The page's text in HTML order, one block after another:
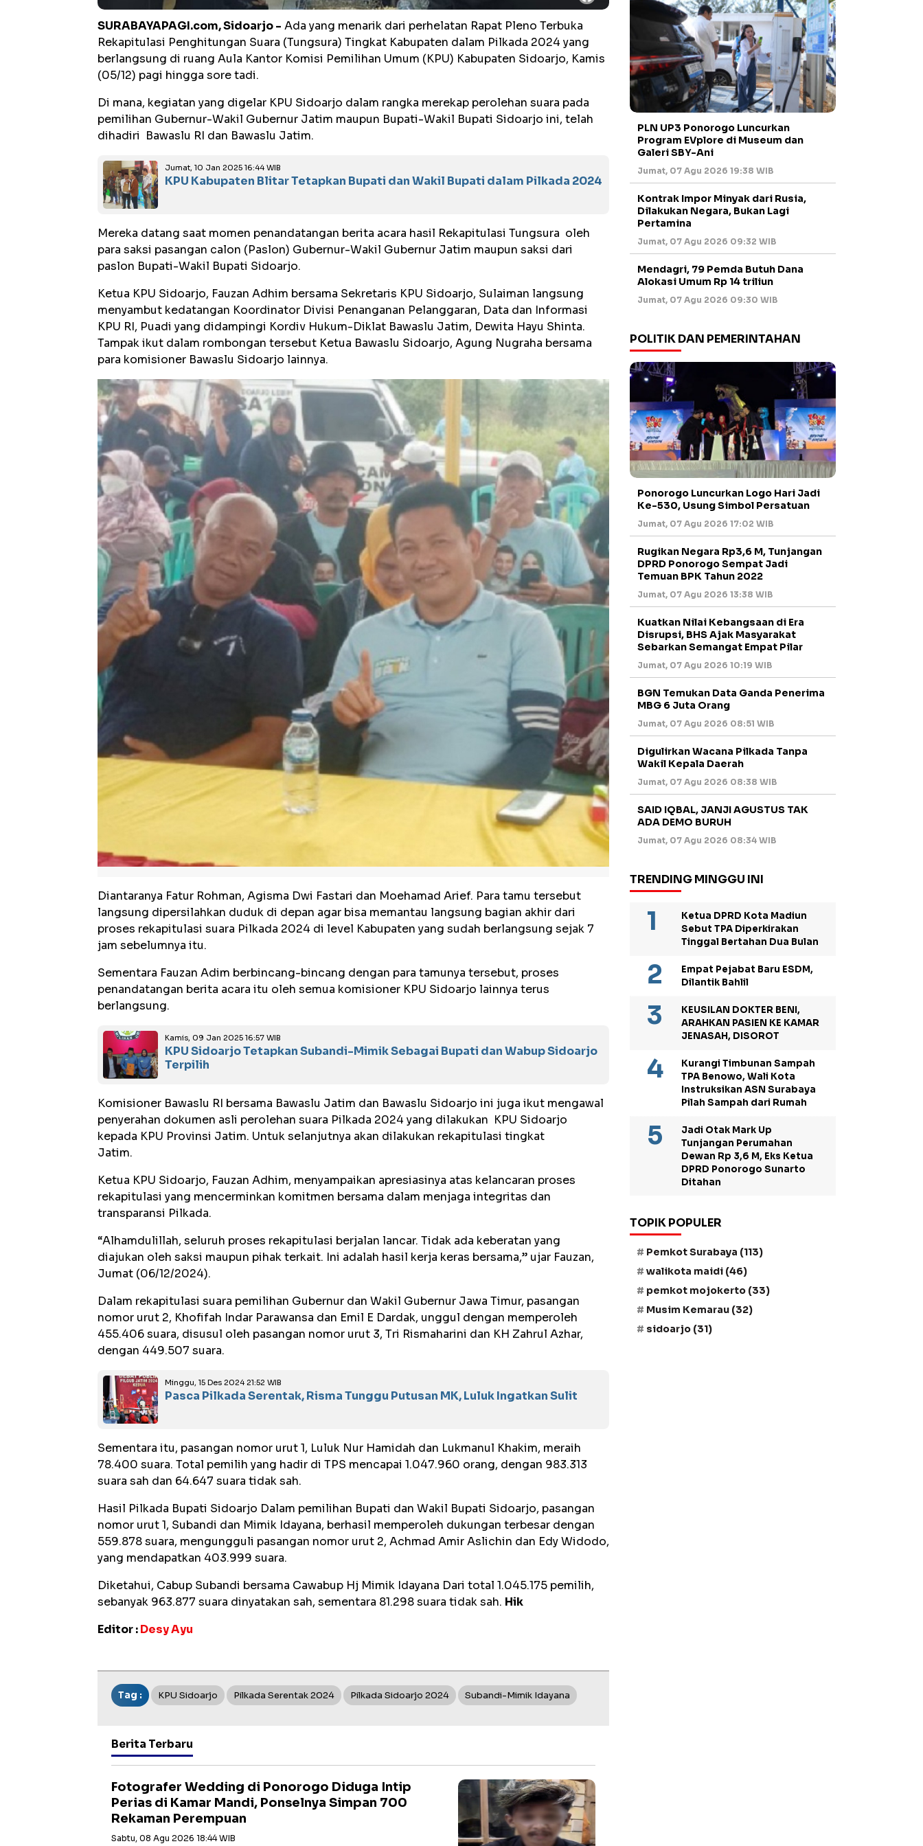
SURABAYAPAGI.com, Sidoarjo - Ada yang menarik dari perhelatan Rapat Pleno Terbuka
Rekapitulasi Penghitungan Suara (Tungsura) Tingkat Kabupaten dalam Pilkada 2024 yang
berlangsung di ruang Aula Kantor Komisi Pemilihan Umum (KPU) Kabupaten Sidoarjo, Kamis
(05/12) pagi hingga sore tadi.
Di mana, kegiatan yang digelar KPU Sidoarjo dalam rangka merekap perolehan suara pada
pemilihan Gubernur-Wakil Gubernur Jatim maupun Bupati-Wakil Bupati Sidoarjo ini, telah
dihadiri Bawaslu RI dan Bawaslu Jatim.
Jumat, 10 Jan 2025 16:44 WIB
KPU Kabupaten Blitar Tetapkan Bupati dan Wakil Bupati dalam Pilkada 2024
Mereka datang saat momen penandatangan berita acara hasil Rekapitulasi Tungsura oleh
para saksi pasangan calon (Paslon) Gubernur-Wakil Gubernur Jatim maupun saksi dari
paslon Bupati-Wakil Bupati Sidoarjo.
Ketua KPU Sidoarjo, Fauzan Adhim bersama Sekretaris KPU Sidoarjo, Sulaiman langsung
menyambut kedatangan Koordinator Divisi Penanganan Pelanggaran, Data dan Informasi
KPU RI, Puadi yang didampingi Kordiv Hukum-Diklat Bawaslu Jatim, Dewita Hayu Shinta.
Tampak ikut dalam rombongan tersebut Ketua Bawaslu Sidoarjo, Agung Nugraha bersama
para komisioner Bawaslu Sidoarjo lainnya.
Diantaranya Fatur Rohman, Agisma Dwi Fastari dan Moehamad Arief. Para tamu tersebut
langsung dipersilahkan duduk di depan agar bisa memantau langsung bagian akhir dari
proses rekapitulasi suara Pilkada 2024 di level Kabupaten yang sudah berlangsung sejak 7
jam sebelumnya itu.
Sementara Fauzan Adim berbincang-bincang dengan para tamunya tersebut, proses
penandatangan berita acara itu oleh semua komisioner KPU Sidoarjo lainnya terus
berlangsung.
Kamis, 09 Jan 2025 16:57 WIB
KPU Sidoarjo Tetapkan Subandi-Mimik Sebagai Bupati dan Wabup Sidoarjo
Terpilih
Komisioner Bawaslu RI bersama Bawaslu Jatim dan Bawaslu Sidoarjo ini juga ikut mengawal
penyerahan dokumen asli perolehan suara Pilkada 2024 yang dilakukan KPU Sidoarjo
kepada KPU Provinsi Jatim. Untuk selanjutnya akan dilakukan rekapitulasi tingkat
Jatim.
Ketua KPU Sidoarjo, Fauzan Adhim, menyampaikan apresiasinya atas kelancaran proses
rekapitulasi yang mencerminkan komitmen bersama dalam menjaga integritas dan
transparansi Pilkada.
“Alhamdulillah, seluruh proses rekapitulasi berjalan lancar. Tidak ada keberatan yang
diajukan oleh saksi maupun pihak terkait. Ini adalah hasil kerja keras bersama,” ujar Fauzan,
Jumat (06/12/2024).
Dalam rekapitulasi suara pemilihan Gubernur dan Wakil Gubernur Jawa Timur, pasangan
nomor urut 2, Khofifah Indar Parawansa dan Emil E Dardak, unggul dengan memperoleh
455.406 suara, disusul oleh pasangan nomor urut 3, Tri Rismaharini dan KH Zahrul Azhar,
dengan 449.507 suara.
Minggu, 15 Des 2024 21:52 WIB
Pasca Pilkada Serentak, Risma Tunggu Putusan MK, Luluk Ingatkan Sulit
Sementara itu, pasangan nomor urut 1, Luluk Nur Hamidah dan Lukmanul Khakim, meraih
78.400 suara. Total pemilih yang hadir di TPS mencapai 1.047.960 orang, dengan 983.313
suara sah dan 64.647 suara tidak sah.
Hasil Pilkada Bupati Sidoarjo Dalam pemilihan Bupati dan Wakil Bupati Sidoarjo, pasangan
nomor urut 1, Subandi dan Mimik Idayana, berhasil memperoleh dukungan terbesar dengan
559.878 suara, mengungguli pasangan nomor urut 2, Achmad Amir Aslichin dan Edy Widodo,
yang mendapatkan 403.999 suara.
Diketahui, Cabup Subandi bersama Cawabup Hj Mimik Idayana Dari total 1.045.175 pemilih,
sebanyak 963.877 suara dinyatakan sah, sementara 81.298 suara tidak sah. Hik
Editor :Desy Ayu
Tag : KPU Sidoarjo Pilkada Serentak 2024 Pilkada Sidoarjo 2024 Subandi-Mimik Idayana
Berita Terbaru
Fotografer Wedding di Ponorogo Diduga Intip
Perias di Kamar Mandi, Ponselnya Simpan 700
Rekaman Perempuan
Sabtu, 08 Agu 2026 18:44 WIB
PLN UP3 Ponorogo Luncurkan
Program EVplore di Museum dan
Galeri SBY-Ani
Jumat, 07 Agu 2026 19:38 WIB
Kontrak Impor Minyak dari Rusia,
Dilakukan Negara, Bukan Lagi
Pertamina
Jumat, 07 Agu 2026 09:32 WIB
Mendagri, 79 Pemda Butuh Dana
Alokasi Umum Rp 14 triliun
Jumat, 07 Agu 2026 09:30 WIB
POLITIK DAN PEMERINTAHAN
Ponorogo Luncurkan Logo Hari Jadi
Ke-530, Usung Simbol Persatuan
Jumat, 07 Agu 2026 17:02 WIB
Rugikan Negara Rp3,6 M, Tunjangan
DPRD Ponorogo Sempat Jadi
Temuan BPK Tahun 2022
Jumat, 07 Agu 2026 13:38 WIB
Kuatkan Nilai Kebangsaan di Era
Disrupsi, BHS Ajak Masyarakat
Sebarkan Semangat Empat Pilar
Jumat, 07 Agu 2026 10:19 WIB
BGN Temukan Data Ganda Penerima
MBG 6 Juta Orang
Jumat, 07 Agu 2026 08:51 WIB
Digulirkan Wacana Pilkada Tanpa
Wakil Kepala Daerah
Jumat, 07 Agu 2026 08:38 WIB
SAID IQBAL, JANJI AGUSTUS TAK
ADA DEMO BURUH
Jumat, 07 Agu 2026 08:34 WIB
TRENDING MINGGU INI
Ketua DPRD Kota Madiun
Sebut TPA Diperkirakan
Tinggal Bertahan Dua Bulan
Empat Pejabat Baru ESDM,
Dilantik Bahlil
KEUSILAN DOKTER BENI,
ARAHKAN PASIEN KE KAMAR
JENASAH, DISOROT
Kurangi Timbunan Sampah
TPA Benowo, Wali Kota
Instruksikan ASN Surabaya
Pilah Sampah dari Rumah
Jadi Otak Mark Up
Tunjangan Perumahan
Dewan Rp 3,6 M, Eks Ketua
DPRD Ponorogo Sunarto
Ditahan
TOPIK POPULER
Pemkot Surabaya (113)
walikota maidi (46)
pemkot mojokerto (33)
Musim Kemarau (32)
sidoarjo (31)